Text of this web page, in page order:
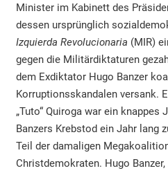
Minister im Kabinett des
dessen ursprünglich
Izquierda Revolucionaria (MIR)
gegen die Militärdiktaturen
dem Exdiktator Hugo Banzer
Korruptionsskandalen versank.
„Tuto“ Quiroga war ein knappes
Banzers Krebstod ein Jahr lang
Teil der damaligen
Christdemokraten. Hugo